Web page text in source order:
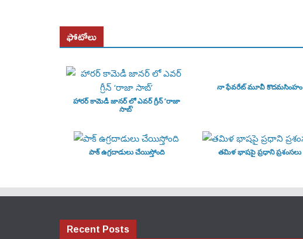
ఫోటోలు
హారర్ కామెడీ జానర్ లో ఎవర్ గ్రీన్ ‘రాజా
సాబ్’
నా ఫేవరేట్ మూవీ కొదమసింహం
పాక్ ఉగ్రదాడులు చేయిస్తోంది
తమిళ భాషపై ప్రధాని ప్రశంసలు
Recent Posts